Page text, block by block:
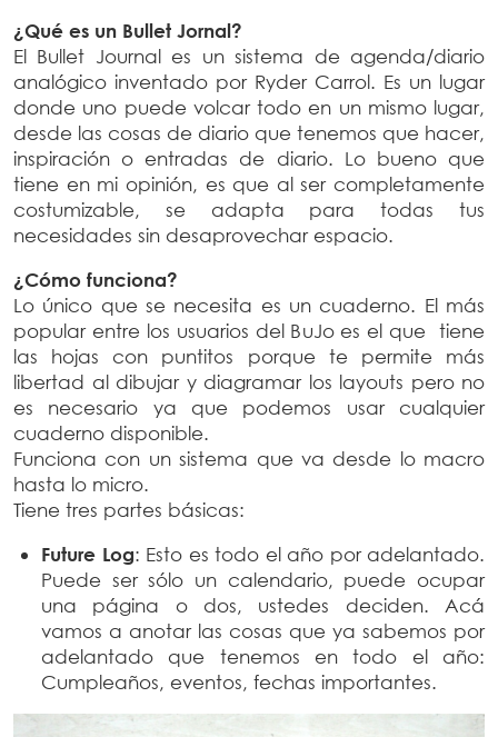
¿Qué es un Bullet Jornal?
El Bullet Journal es un sistema de agenda/diario
analógico inventado por Ryder Carrol. Es un lugar
donde uno puede volcar todo en un mismo lugar,
desde las cosas de diario que tenemos que hacer,
inspiración o entradas de diario. Lo bueno que
tiene en mi opinión, es que al ser completamente
costumizable, se adapta para todas tus
necesidades sin desaprovechar espacio.
¿Cómo funciona?
Lo único que se necesita es un cuaderno. El más
popular entre los usuarios del BuJo es el que tiene
las hojas con puntitos porque te permite más
libertad al dibujar y diagramar los layouts pero no
es necesario ya que podemos usar cualquier
cuaderno disponible.
Funciona con un sistema que va desde lo macro
hasta lo micro.
Tiene tres partes básicas:
Future Log: Esto es todo el año por adelantado.
Puede ser sólo un calendario, puede ocupar
una página o dos, ustedes deciden. Acá
vamos a anotar las cosas que ya sabemos por
adelantado que tenemos en todo el año:
Cumpleaños, eventos, fechas importantes.